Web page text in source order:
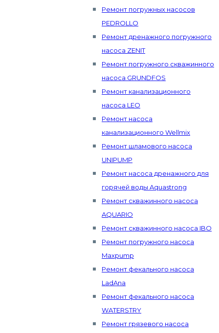
Ремонт погружных насосов
PEDROLLO
Ремонт дренажного погружного
насоса ZENIT
Ремонт погружного скважинного
насоса GRUNDFOS
Ремонт канализационного
насоса LEO
Ремонт насоса
канализационного Wellmix
Ремонт шламового насоса
UNIPUMP
Ремонт насоса дренажного для
горячей воды Aquastrong
Ремонт скважинного насоса
AQUARIO
Ремонт скважинного насоса IBO
Ремонт погружного насоса
Maxpump
Ремонт фекального насоса
LadAna
Ремонт фекального насоса
WATERSTRY
Ремонт грязевого насоса